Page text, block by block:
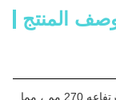
المنتج
يبلغ حجم سطح الدرابزين 290 × 50 مم ، ويقيس ارتفاعه 270 مم ، مما